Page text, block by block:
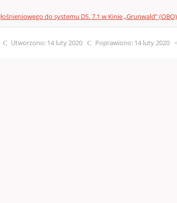
do systemu DS. 7.1 w Kinie „Grunwald” (OBO)
Utworzono: 14 luty 2020 Poprawiono: 14 luty 2020